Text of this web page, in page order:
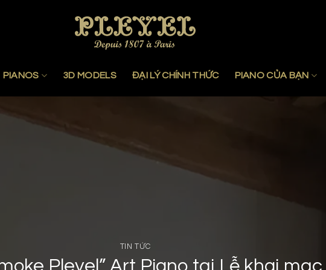
PIANOS 3D MODELS ĐẠI LÝ CHÍNH THỨC PIANO CỦA BẠN
TIN TỨC